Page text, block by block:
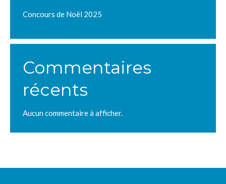
Concours de Noël 2025
Commentaires
récents
Aucun commentaire à afficher.